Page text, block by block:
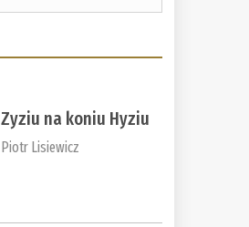
Zyziu na koniu Hyziu
Piotr Lisiewicz